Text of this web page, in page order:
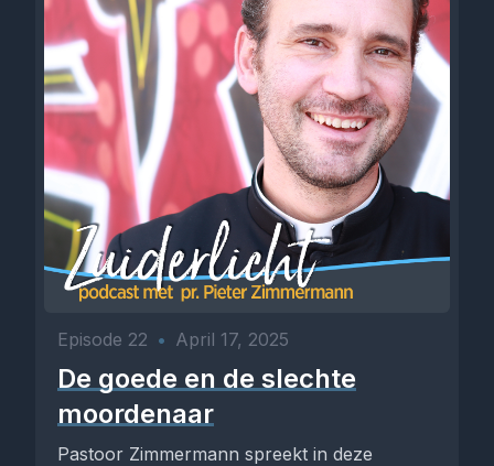
Episode 22 • April 17, 2025
De goede en de slechte
moordenaar
Pastoor Zimmermann spreekt in deze